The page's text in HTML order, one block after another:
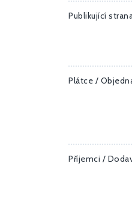
Publikující
Plátce /
Příjemci /